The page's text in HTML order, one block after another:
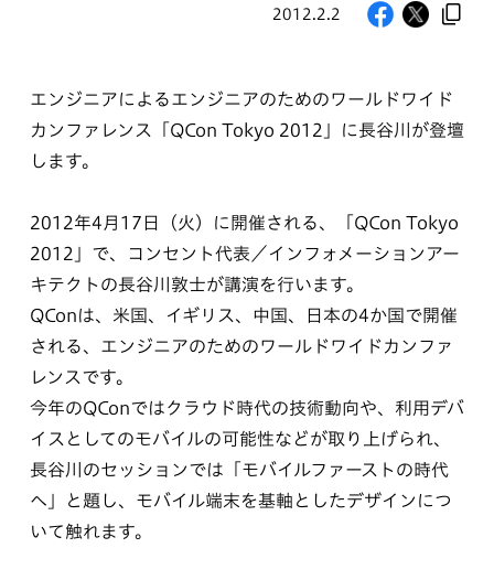
2012.2.2
エンジニアによるエンジニアのためのワールドワイド
カンファレンス「QCon Tokyo 2012」に長谷川が登壇
します。
2012年4月17日（火）に開催される、「QCon Tokyo
2012」で、コンセント代表／インフォメーションアー
キテクトの長谷川敦士が講演を行います。
QConは、米国、イギリス、中国、日本の4か国で開催
される、エンジニアのためのワールドワイドカンファ
レンスです。
今年のQConではクラウド時代の技術動向や、利用デバ
イスとしてのモバイルの可能性などが取り上げられ、
長谷川のセッションでは「モバイルファーストの時代
へ」と題し、モバイル端末を基軸としたデザインにつ
いて触れます。